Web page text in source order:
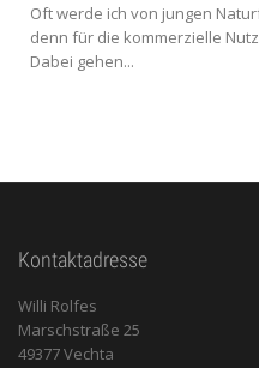
Oft werde ich von jungen
denn für die kommerzielle
Dabei gehen...
Kontaktadresse
Willi Rolfes
Marschstraße 25
49377 Vechta